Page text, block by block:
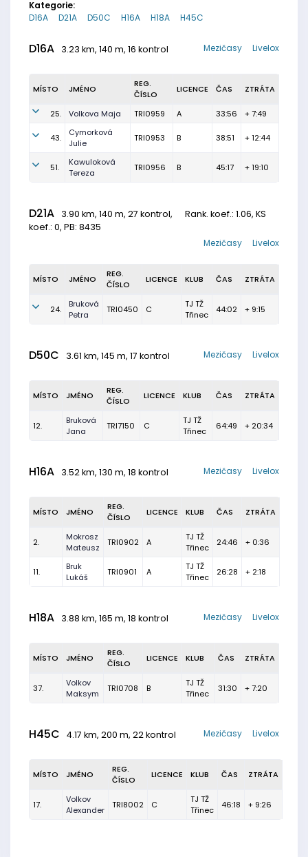
Kategorie:
D16A
D21A D50C H16A H18A H45C
D16A 3.23 km, 140 m, 16 kontrol Livelox
Mezičasy
MÍSTO JMÉNO
REG.
ČÍSLO
LICENCE ČAS ZTRÁTA
25. Volkova Maja TRI0959 A 33:56 + 7:49
43.
Cymorková
Julie
TRI0953 B 38:51 + 12:44
51.
Kawuloková
Tereza
TRI0956 B 45:17 + 19:10
D21A 3.90 km, 140 m, 27 kontrol, Rank. koef.: 1.06, KS
koef.: 0, PB: 8435
Livelox
Mezičasy
MÍSTO JMÉNO
REG.
ČÍSLO
LICENCE KLUB ČAS ZTRÁTA
24.
Bruková
Petra
TRI0450 C
TJ TŽ
Třinec
44:02 + 9:15
D50C 3.61 km, 145 m, 17 kontrol Livelox
Mezičasy
MÍSTO JMÉNO
REG.
ČÍSLO
LICENCE KLUB ČAS ZTRÁTA
12.
Bruková
Jana
TRI7150 C
TJ TŽ
Třinec
64:49 + 20:34
H16A 3.52 km, 130 m, 18 kontrol Livelox
Mezičasy
MÍSTO JMÉNO
REG.
ČÍSLO
LICENCE KLUB ČAS ZTRÁTA
2.
Mokrosz
Mateusz
TRI0902 A
TJ TŽ
Třinec
24:46 + 0:36
11.
Bruk
Lukáš
TRI0901 A
TJ TŽ
Třinec
26:28 + 2:18
H18A 3.88 km, 165 m, 18 kontrol Livelox
Mezičasy
MÍSTO JMÉNO
REG.
ČÍSLO
LICENCE KLUB ČAS ZTRÁTA
37.
Volkov
Maksym
TRI0708 B
TJ TŽ
Třinec
31:30 + 7:20
H45C 4.17 km, 200 m, 22 kontrol Livelox
Mezičasy
MÍSTO JMÉNO
REG.
ČÍSLO
LICENCE KLUB ČAS ZTRÁTA
17.
Volkov
Alexander
TRI8002 C
TJ TŽ
Třinec
46:18 + 9:26